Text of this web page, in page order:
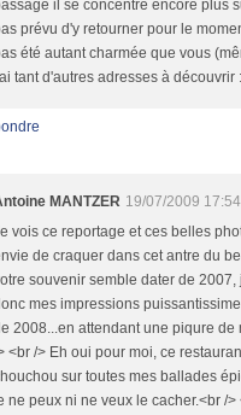
il se concentre encore plus
prévu d'y retourner pour le
été autant charmée que vous
tant d'autres adresses à découvrir
MANTZER 19/07/2009 17:54
vois ce reportage et ces belles
de craquer dans cet antre du
souvenir semble dater de
mes impressions
2008...en attendant une piqure de
<br /> Eh oui pour moi, ce
sur toutes mes ballades
ne peux ni ne veux le cacher.<br />